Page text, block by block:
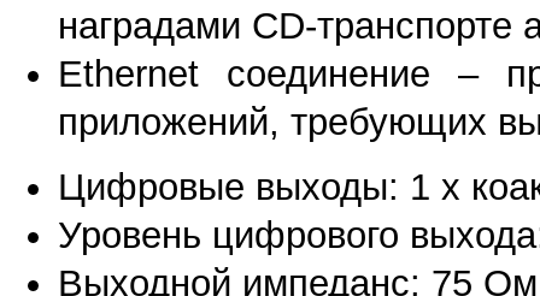
наградами CD-транспорте
Ethernet соединение –
приложений, требующих
Цифровые выходы: 1 x
Уровень цифрового
Выходной импеданс: 75 Ом